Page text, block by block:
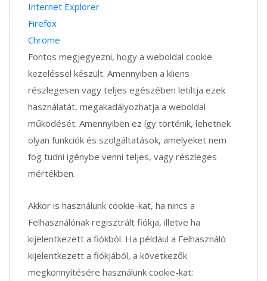
Internet Explorer
Firefox
Chrome
Fontos megjegyezni, hogy a weboldal cookie
kezeléssel készült. Amennyiben a kliens
részlegesen vagy teljes egészében letiltja ezek
használatát, megakadályozhatja a weboldal
működését. Amennyiben ez így történik, lehetnek
olyan funkciók és szolgáltatások, amelyeket nem
fog tudni igénybe venni teljes, vagy részleges
mértékben.
Akkor is használunk cookie-kat, ha nincs a
Felhasználónak regisztrált fiókja, illetve ha
kijelentkezett a fiókból. Ha például a Felhasználó
kijelentkezett a fiókjából, a következők
megkönnyítésére használunk cookie-kat: